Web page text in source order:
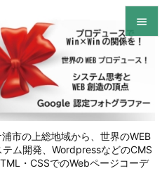
市の上総地域から、世界のWEB
ム開発、WordpressなどのCMS
・CSSでのWebページコーデ


メニュ
サイド

前へ
